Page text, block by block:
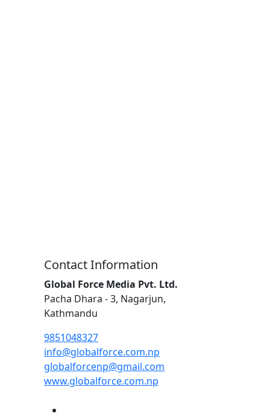
Contact Information
Global Force Media Pvt. Ltd.
Pacha Dhara - 3, Nagarjun,
Kathmandu
9851048327
info@globalforce.com.np
globalforcenp@gmail.com
www.globalforce.com.np